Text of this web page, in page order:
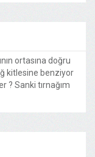
ortasına doğru
kitlesine benziyor
? Sanki tırnağım